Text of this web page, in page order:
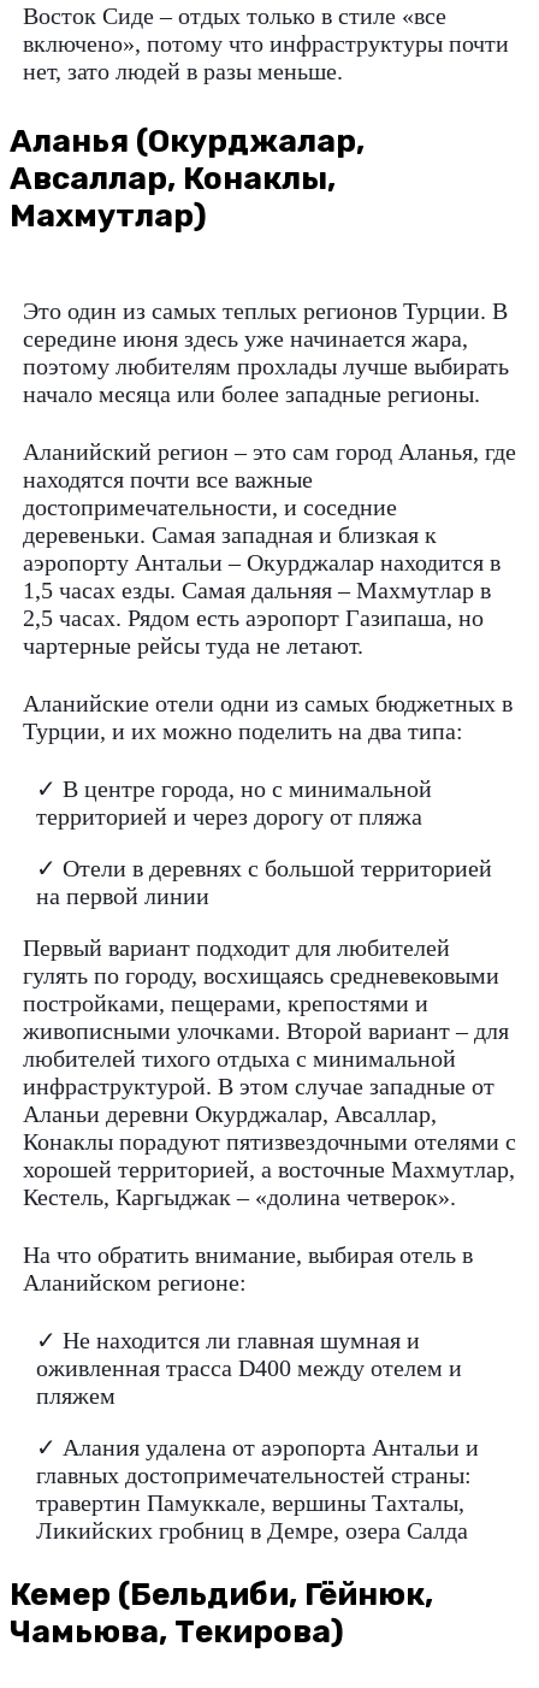
Восток Сиде – отдых только в стиле «все
включено», потому что инфраструктуры почти
нет, зато людей в разы меньше.
Аланья (Окурджалар,
Авсаллар, Конаклы,
Махмутлар)
Это один из самых теплых регионов Турции. В
середине июня здесь уже начинается жара,
поэтому любителям прохлады лучше выбирать
начало месяца или более западные регионы.
Аланийский регион – это сам город Аланья, где
находятся почти все важные
достопримечательности, и соседние
деревеньки. Самая западная и близкая к
аэропорту Антальи – Окурджалар находится в
1,5 часах езды. Самая дальняя – Махмутлар в
2,5 часах. Рядом есть аэропорт Газипаша, но
чартерные рейсы туда не летают.
Аланийские отели одни из самых бюджетных в
Турции, и их можно поделить на два типа:
✓ В центре города, но с минимальной
территорией и через дорогу от пляжа
✓ Отели в деревнях с большой территорией
на первой линии
Первый вариант подходит для любителей
гулять по городу, восхищаясь средневековыми
постройками, пещерами, крепостями и
живописными улочками. Второй вариант – для
любителей тихого отдыха с минимальной
инфраструктурой. В этом случае западные от
Аланьи деревни Окурджалар, Авсаллар,
Конаклы порадуют пятизвездочными отелями с
хорошей территорией, а восточные Махмутлар,
Кестель, Каргыджак – «долина четверок».
На что обратить внимание, выбирая отель в
Аланийском регионе:
✓ Не находится ли главная шумная и
оживленная трасса D400 между отелем и
пляжем
✓ Алания удалена от аэропорта Антальи и
главных достопримечательностей страны:
травертин Памуккале, вершины Тахталы,
Ликийских гробниц в Демре, озера Салда
Кемер (Бельдиби, Гёйнюк,
Чамьюва, Текирова)